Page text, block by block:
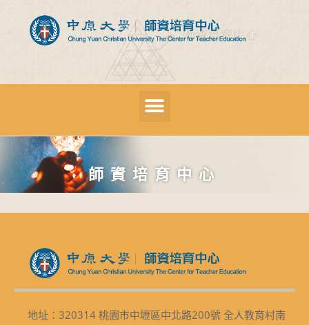
師資培育中心
地址：320314 桃園市中壢區中北路200號 全人教育村南